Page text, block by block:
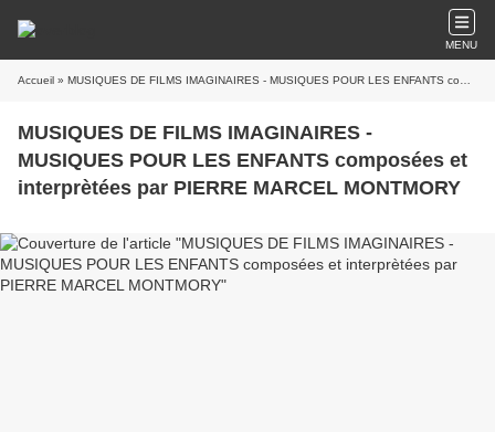
MENU
Accueil » MUSIQUES DE FILMS IMAGINAIRES - MUSIQUES POUR LES ENFANTS composées et interprètées par PIERRE MARCEL MONTMORY
MUSIQUES DE FILMS IMAGINAIRES -
MUSIQUES POUR LES ENFANTS composées et
interprètées par PIERRE MARCEL MONTMORY